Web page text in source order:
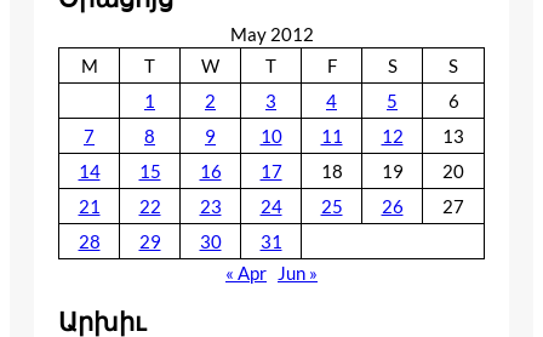
May 2012
M
T W T F S
S
1
2 3 4 5
6
7
8 9 10 11 12
13
14
15 16 17 18 19
20
21
22 23 24 25 26
27
28
29 30
31
« Apr
Jun »
Արխիւ